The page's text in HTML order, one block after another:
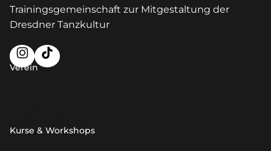
Trainingsgemeinschaft zur Mitgestaltung der
Dresdner Tanzkultur
Verein
Kurse & Workshops